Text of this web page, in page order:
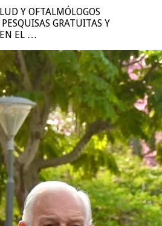
Y OFTALMÓLOGOS
GRATUITAS Y
EN EL …